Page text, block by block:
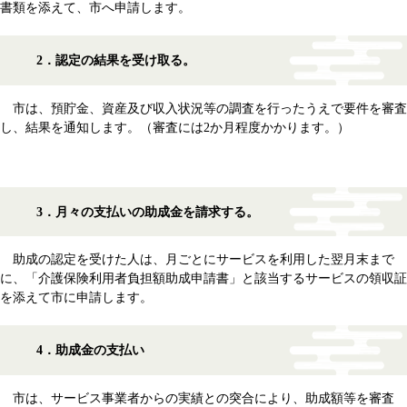
書類を添えて、市へ申請します。
2．認定の結果を受け取る。
市は、預貯金、資産及び収入状況等の調査を行ったうえで要件を審査
し、結果を通知します。（審査には2か月程度かかります。）
3．月々の支払いの助成金を請求する。
助成の認定を受けた人は、月ごとにサービスを利用した翌月末まで
に、「介護保険利用者負担額助成申請書」と該当するサービスの領収証
を添えて市に申請します。
4．助成金の支払い
市は、サービス事業者からの実績との突合により、助成額等を審査